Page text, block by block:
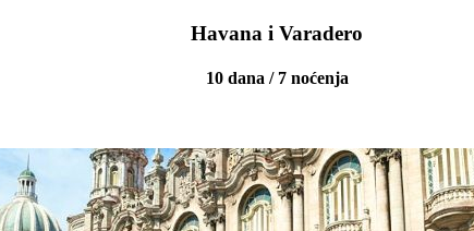
Havana i Varadero
10 dana / 7 noćenja